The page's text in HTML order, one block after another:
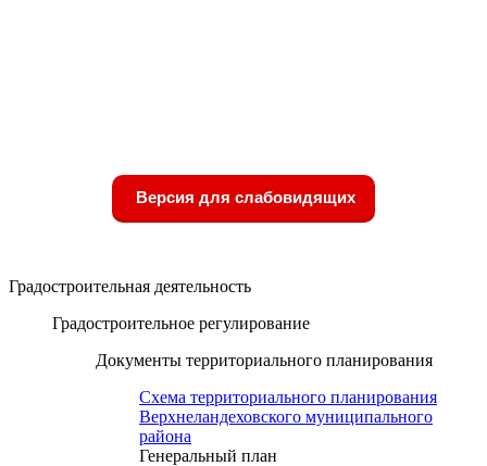
Версия для слабовидящих
Градостроительная деятельность
Градостроительное регулирование
Документы территориального планирования
Схема территориального планирования
Верхнеландеховского муниципального
района
Генеральный план